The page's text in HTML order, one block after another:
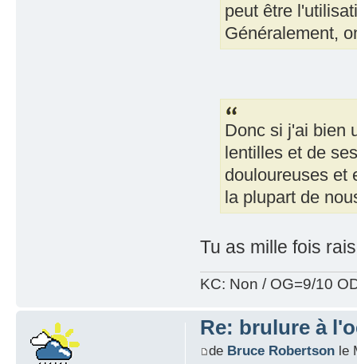
peut être
Généralement,
Donc si j'ai bien
lentilles et de
douloureuses et
la plupart de
Tu as mille fois
KC: Non / OG=9/10
Re: brulure à
de Bruce Robertsonle